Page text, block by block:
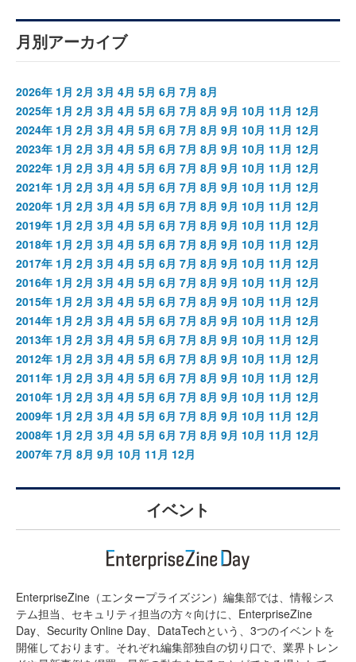
月別アーカイブ
2026年 1月 2月 3月 4月 5月 6月 7月 8月
2025年 1月 2月 3月 4月 5月 6月 7月 8月 9月 10月 11月 12月
2024年 1月 2月 3月 4月 5月 6月 7月 8月 9月 10月 11月 12月
2023年 1月 2月 3月 4月 5月 6月 7月 8月 9月 10月 11月 12月
2022年 1月 2月 3月 4月 5月 6月 7月 8月 9月 10月 11月 12月
2021年 1月 2月 3月 4月 5月 6月 7月 8月 9月 10月 11月 12月
2020年 1月 2月 3月 4月 5月 6月 7月 8月 9月 10月 11月 12月
2019年 1月 2月 3月 4月 5月 6月 7月 8月 9月 10月 11月 12月
2018年 1月 2月 3月 4月 5月 6月 7月 8月 9月 10月 11月 12月
2017年 1月 2月 3月 4月 5月 6月 7月 8月 9月 10月 11月 12月
2016年 1月 2月 3月 4月 5月 6月 7月 8月 9月 10月 11月 12月
2015年 1月 2月 3月 4月 5月 6月 7月 8月 9月 10月 11月 12月
2014年 1月 2月 3月 4月 5月 6月 7月 8月 9月 10月 11月 12月
2013年 1月 2月 3月 4月 5月 6月 7月 8月 9月 10月 11月 12月
2012年 1月 2月 3月 4月 5月 6月 7月 8月 9月 10月 11月 12月
2011年 1月 2月 3月 4月 5月 6月 7月 8月 9月 10月 11月 12月
2010年 1月 2月 3月 4月 5月 6月 7月 8月 9月 10月 11月 12月
2009年 1月 2月 3月 4月 5月 6月 7月 8月 9月 10月 11月 12月
2008年 1月 2月 3月 4月 5月 6月 7月 8月 9月 10月 11月 12月
2007年 7月 8月 9月 10月 11月 12月
イベント
EnterpriseZine（エンタープライズジン）編集部では、情報シス
テム担当、セキュリティ担当の方々向けに、EnterpriseZine
Day、Security Online Day、DataTechという、3つのイベントを
開催しております。それぞれ編集部独自の切り口で、業界トレン